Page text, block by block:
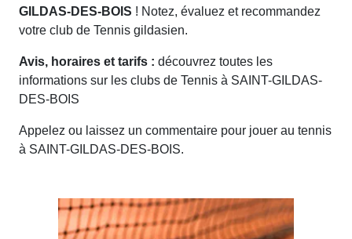
GILDAS-DES-BOIS ! Notez, évaluez et recommandez
votre club de Tennis gildasien.
Avis, horaires et tarifs : découvrez toutes les
informations sur les clubs de Tennis à SAINT-GILDAS-
DES-BOIS
Appelez ou laissez un commentaire pour jouer au tennis
à SAINT-GILDAS-DES-BOIS.